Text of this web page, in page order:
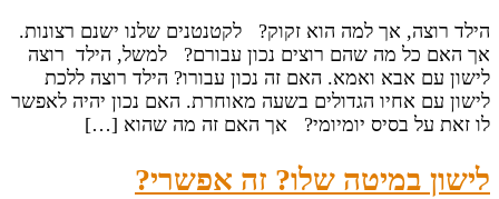
הילד רוצה, אך למה הוא זקוק? לקטנטנים שלנו ישנם רצונות.
אך האם כל מה שהם רוצים נכון עבורם? למשל, הילד רוצה
לישון עם אבא ואמא. האם זה נכון עבורו? הילד רוצה ללכת
לישון עם אחיו הגדולים בשעה מאוחרת. האם נכון יהיה לאפשר
לו זאת על בסיס יומיומי? אך האם זה מה שהוא […]
לישון במיטה שלו? זה אפשרי?